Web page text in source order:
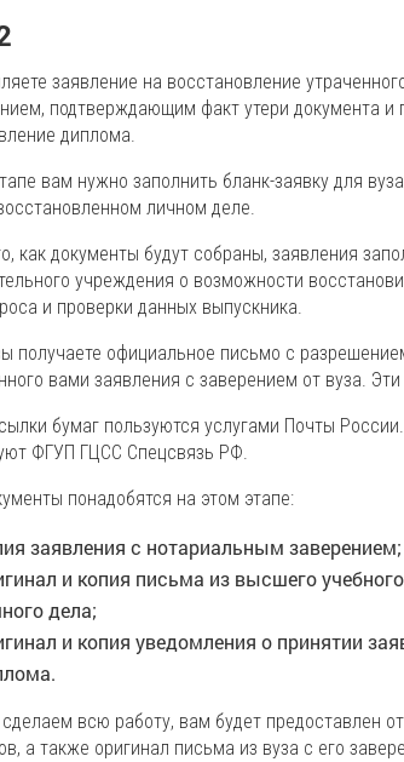
заявление на восстановление
подтверждающим факт утери документа и
диплома.
вам нужно заполнить бланк-заявку для
личном деле.
как документы будут собраны, заявления
учреждения о возможности
и проверки данных выпускника.
получаете официальное письмо с
вами заявления с заверением от вуза.
бумаг пользуются услугами Почты
ФГУП ГЦСС Спецсвязь РФ.
понадобятся на этом этапе:
заявления с нотариальным заверением;
и копия письма из высшего
дела;
и копия уведомления о принятии
всю работу, вам будет предоставлен
а также оригинал письма из вуза с его